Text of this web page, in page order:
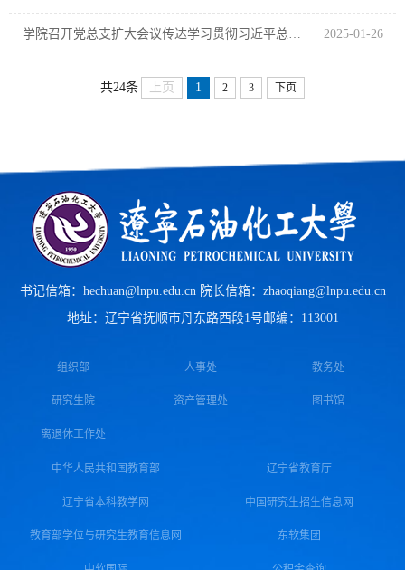
2025-01-26
共24条 上页 1 2 3 下页
书记信箱：hechuan@lnpu.edu.cn 院长信箱：zhaoqiang@lnpu.edu.cn
地址：辽宁省抚顺市丹东路西段1号 邮编：113001
组织部 人事处 教务处
研究生院 资产管理处 图书馆
离退休工作处
中华人民共和国教育部 辽宁省教育厅
辽宁省本科教学网 中国研究生招生信息网
教育部学位与研究生教育信息网 东软集团